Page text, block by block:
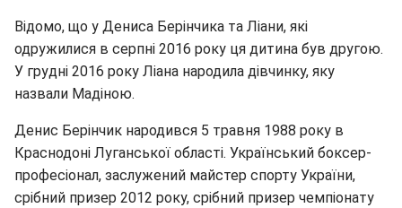
Відомо, що у Дениса Берінчика та Ліани, які
одружилися в серпні 2016 року ця дитина був другою.
У грудні 2016 року Ліана народила дівчинку, яку
назвали Мадіною.
Денис Берінчик народився 5 травня 1988 року в
Краснодоні Луганської області. Український боксер-
професіонал, заслужений майстер спорту України,
срібний призер 2012 року, срібний призер чемпіонату